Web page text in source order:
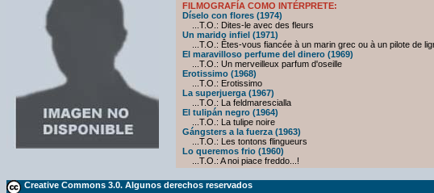
FILMOGRAFÍA COMO INTÉRPRETE:
Díselo con flores (1974)
...T.O.: Dites-le avec des fleurs
Un marido infiel (1971)
...T.O.: Êtes-vous fiancée à un marin grec ou à un pilote de
El maravilloso perfume del dinero (1969)
...T.O.: Un merveilleux parfum d'oseille
Erotissimo (1968)
...T.O.: Erotissimo
La superjuerga (1967)
...T.O.: La feldmarescialla
El tulipán negro (1964)
...T.O.: La tulipe noire
Gángsters a la fuerza (1963)
...T.O.: Les tontons flingueurs
Lo queremos frio (1960)
...T.O.: A noi piace freddo...!
Creative Commons 3.0. Algunos derechos reservados